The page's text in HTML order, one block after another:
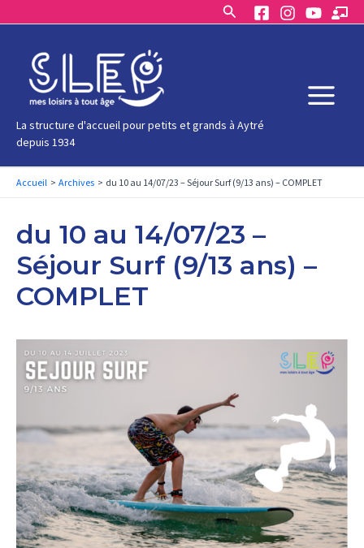
contenu
Rechercher
La structure d'accueil pour petits et grands à Aytré
depuis 1934
Main
Accueil Archives du 10 au 14/07/23 – Séjour Surf (9/13 ans) – COMPLET
du 10 au 14/07/23 –
Séjour Surf (9/13 ans) –
COMPLET